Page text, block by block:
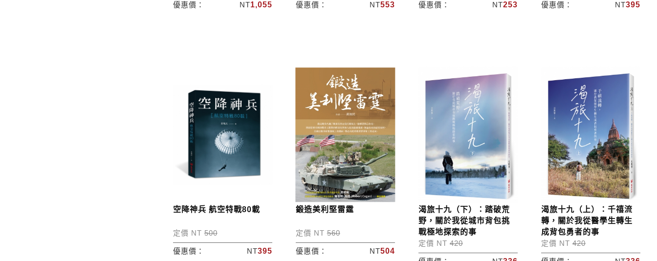
優惠價： NT1,055 優惠價： NT553 優惠價： NT253 優惠價： NT395
空降神兵 航空特戰80載
定價 NT500
優惠價： NT395
鍛造美利堅雷霆
定價 NT560
優惠價： NT504
渴旅十九（下）：踏破荒
野，關於我從城市背包挑
戰極地探索的事
定價 NT 420
渴旅十九（上）：千禧流
轉，關於我從醫學生轉生
成背包勇者的事
定價 NT420